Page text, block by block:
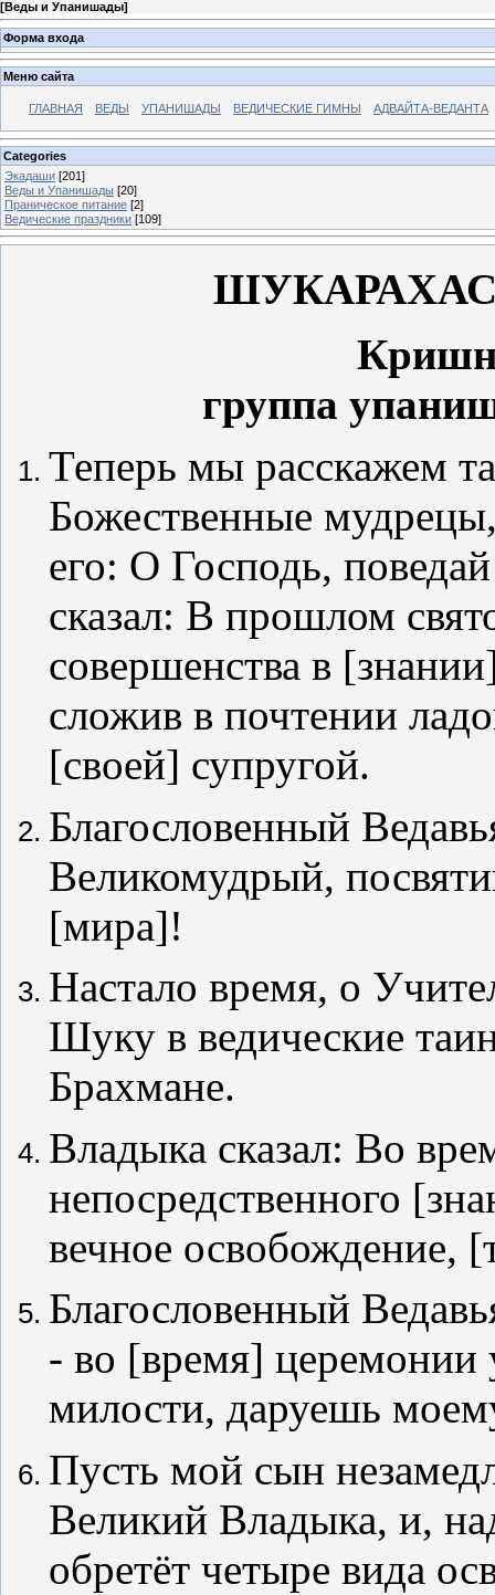
[Веды и Упанишады]
Форма входа
Меню сайта
ГЛАВНАЯ ВЕДЫ УПАНИШАДЫ ВЕДИЧЕСКИЕ ГИМНЫ АДВАЙТА-ВЕДАНТА
Categories
Экадаши [201]
Веды и Упанишады [20]
Праническое питание [2]
Ведические праздники [109]
группа
Теперь мы расскажем
Божественные
его: О Господь,
сказал: В прошлом
совершенства в
сложив в почтении
[своей] супругой.
Благословенный
Великомудрый,
[мира]!
Настало время, о
Шуку в ведические
Брахмане.
Владыка сказал: Во
непосредственного
вечное освобождение,
Благословенный
- во [время] церемонии
милости, даруешь
Пусть мой сын
Великий Владыка, и,
обретёт четыре вида